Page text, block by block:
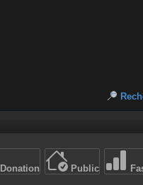
Public